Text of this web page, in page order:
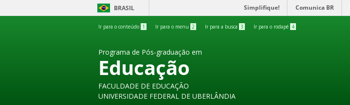
BRASIL Simplifique! Comunica BR
Ir para o conteúdo 1 Ir para o menu 2 Ir para a busca 3 Ir para o rodapé 4
Programa de Pós-graduação em
Educação
FACULDADE DE EDUCAÇÃO
UNIVERSIDADE FEDERAL DE UBERLÂNDIA